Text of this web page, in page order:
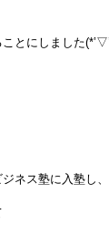
とにしました
ネス塾に入塾し、